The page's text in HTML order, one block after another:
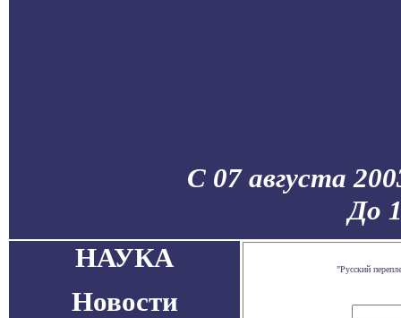
С 07 августа
До
НАУКА
Новости
"Русский